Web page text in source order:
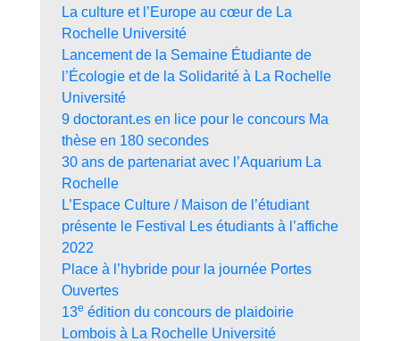
La culture et l’Europe au cœur de La
Rochelle Université
Lancement de la Semaine Étudiante de
l’Écologie et de la Solidarité à La Rochelle
Université
9 doctorant.es en lice pour le concours Ma
thèse en 180 secondes
30 ans de partenariat avec l’Aquarium La
Rochelle
L’Espace Culture / Maison de l’étudiant
présente le Festival Les étudiants à l’affiche
2022
Place à l’hybride pour la journée Portes
Ouvertes
13e édition du concours de plaidoirie
Lombois à La Rochelle Université